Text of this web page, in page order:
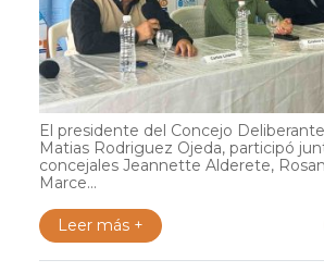
El presidente del Concejo
Matias Rodriguez Ojeda, participó
concejales Jeannette Alderete,
Marce...
Leer más +